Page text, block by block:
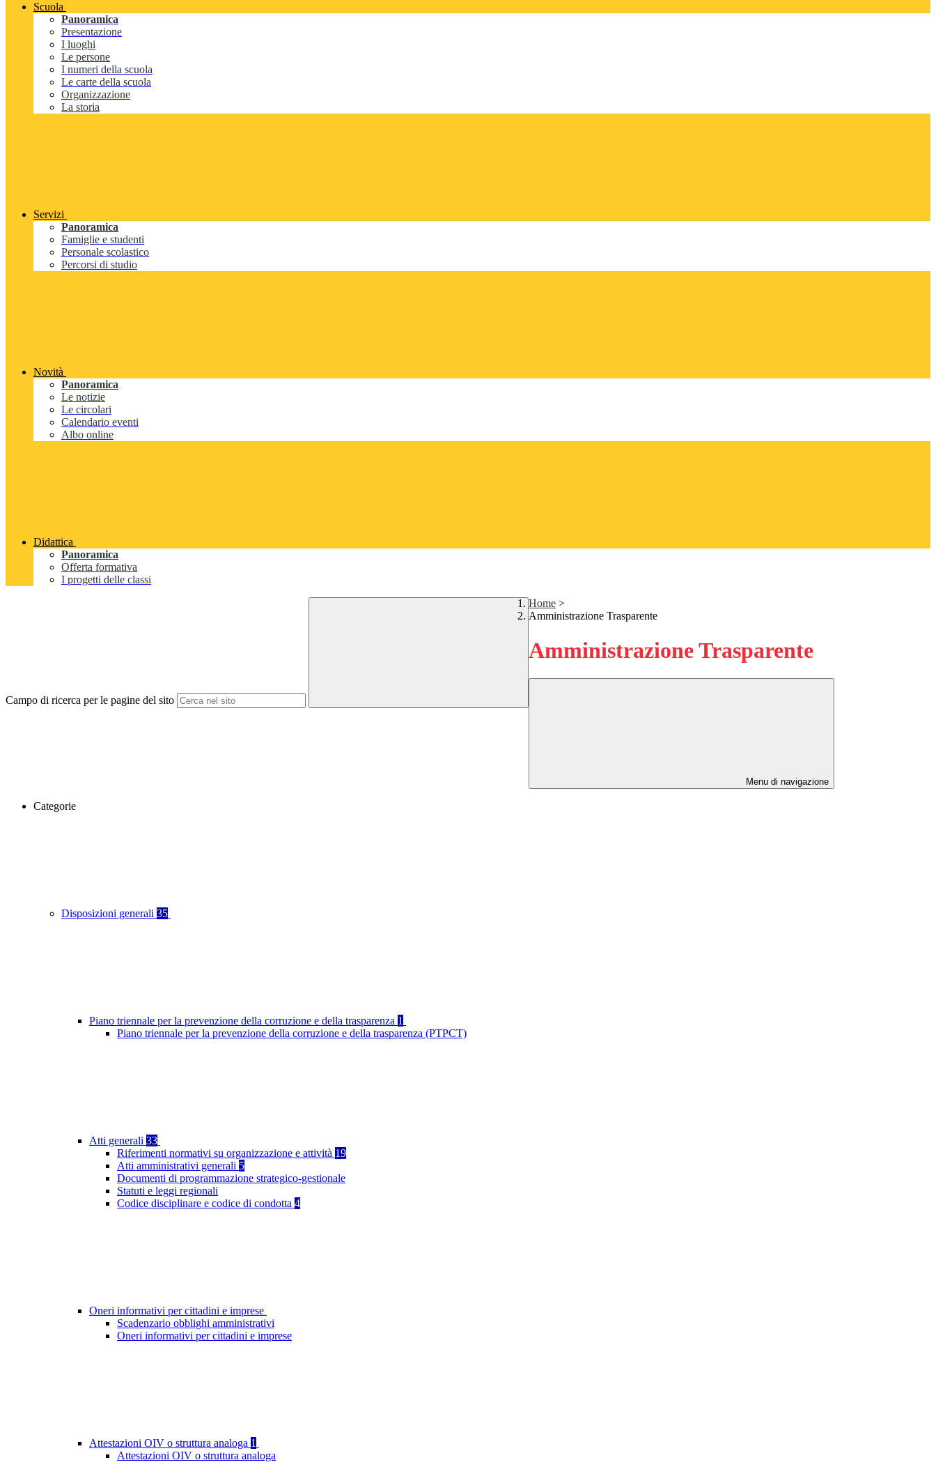
Scuola
Panoramica
Presentazione
I luoghi
Le persone
I numeri della scuola
Le carte della scuola
Organizzazione
La storia
Servizi
Panoramica
Famiglie e studenti
Personale scolastico
Percorsi di studio
Novità
Panoramica
Le notizie
Le circolari
Calendario eventi
Albo online
Didattica
Panoramica
Offerta formativa
I progetti delle classi
Campo di ricerca per le pagine del sito
Home >
Amministrazione Trasparente
Amministrazione Trasparente
Menu di navigazione
Categorie
Disposizioni generali 35
Piano triennale per la prevenzione della corruzione e della trasparenza 1
Piano triennale per la prevenzione della corruzione e della trasparenza (PTPCT)
Atti generali 33
Riferimenti normativi su organizzazione e attività 19
Atti amministrativi generali 5
Documenti di programmazione strategico-gestionale
Statuti e leggi regionali
Codice disciplinare e codice di condotta 4
Oneri informativi per cittadini e imprese
Scadenzario obblighi amministrativi
Oneri informativi per cittadini e imprese
Attestazioni OIV o struttura analoga 1
Attestazioni OIV o struttura analoga